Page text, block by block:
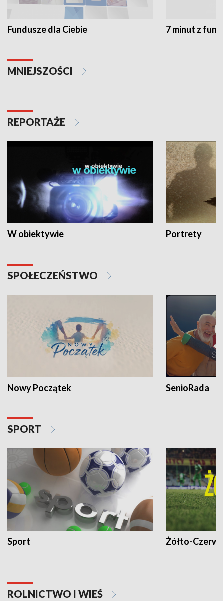
Fundusze dla Ciebie 7 minut z
MNIEJSZOŚCI
REPORTAŻE
W obiektywie Portrety
SPOŁECZEŃSTWO
Nowy Początek SenioRada
SPORT
Sport Żółto-
ROLNICTWO I WIEŚ